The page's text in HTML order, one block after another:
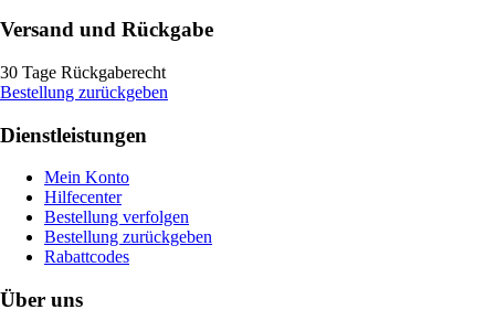
Versand und Rückgabe
30 Tage Rückgaberecht
Bestellung zurückgeben
Dienstleistungen
Mein Konto
Hilfecenter
Bestellung verfolgen
Bestellung zurückgeben
Rabattcodes
Über uns